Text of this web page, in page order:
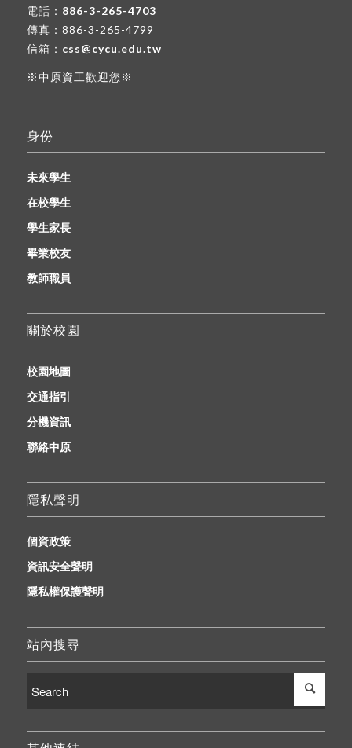
電話： 886-3-265-4703
傳真：886-3-265-4799
信箱： css@cycu.edu.tw
※中原資工歡迎您※
身份
未來學生
在校學生
學生家長
畢業校友
教師職員
關於校園
校園地圖
交通指引
分機資訊
聯絡中原
隱私聲明
個資政策
資訊安全聲明
隱私權保護聲明
站內搜尋